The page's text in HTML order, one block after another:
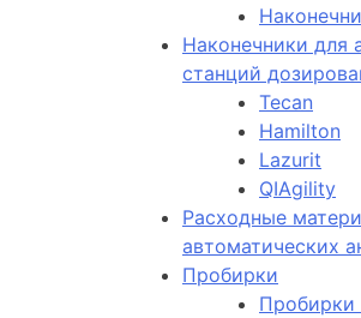
Наконечники для
станций
Tecan
Hamilton
Lazurit
QIAgility
Расходные
автоматических
Пробирки
Пробирки